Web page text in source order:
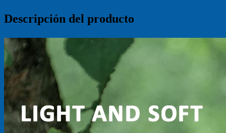
Descripción del producto